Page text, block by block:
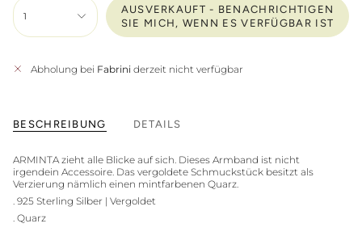
1
AUSVERKAUFT - BENACHRICHTIGEN
SIE MICH, WENN ES VERFÜGBAR IST
Abholung bei Fabrini derzeit nicht verfügbar
BESCHREIBUNG DETAILS
ARMINTA zieht alle Blicke auf sich. Dieses Armband ist nicht
irgendein Accessoire. Das vergoldete Schmuckstück besitzt als
Verzierung nämlich einen mintfarbenen Quarz.
. 925 Sterling Silber | Vergoldet
. Quarz